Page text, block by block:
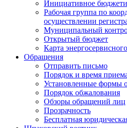
Инициативное
Рабочая группа по
осуществлении
Муниципальный
Открытый бюджет
Карта
Обращения
Отправить письмо
Порядок и время
Установленные формы
Порядок обжалования
Обзоры обращений лиц
Прозрачность
Бесплатная